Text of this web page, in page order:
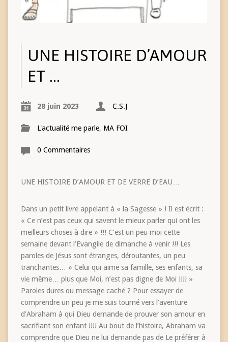
UNE HISTOIRE D’AMOUR
ET …
28 juin 2023 C.S.J
L'actualité me parle, MA FOI
0 Commentaires
UNE HISTOIRE D’AMOUR ET DE VERRE D’EAU…
Dans un petit livre appelant à « la Sagesse » ! Il est écrit :
« Ce n’est pas ceux qui savent le mieux parler qui ont les
meilleurs choses à dire » !!! C’est un peu moi cette
semaine devant l’Evangile de dimanche à venir !!! Les
paroles de Jésus sont étranges, déroutantes, un peu
tranchantes… » Celui qui aime sa famille, ses enfants, sa
vie même… plus que Moi, n’est pas digne de Moi !!!! »
Paroles dures ou message caché ? Pour essayer de
comprendre un peu je me suis tourné vers l’aventure
d’Abraham à qui Dieu demande de prouver son amour en
sacrifiant son enfant !!!! Au bout de l’histoire, Abraham va
comprendre que Dieu ne lui demande pas de Le préférer à